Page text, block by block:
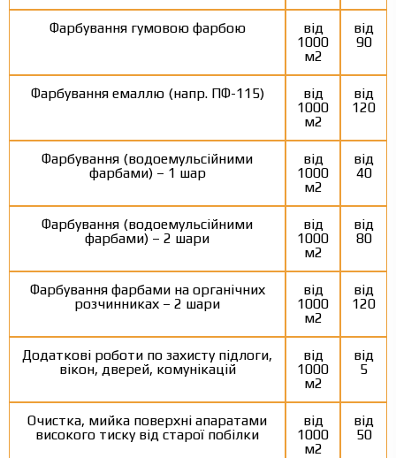
Фарбування гумовою фарбою
від
1000
м2
від
90
Фарбування емаллю (напр. ПФ-115)
від
1000
м2
від
120
Фарбування (водоемульсійними
фарбами) – 1 шар
від
1000
м2
від
40
Фарбування (водоемульсійними
фарбами) – 2 шари
від
1000
м2
від
80
Фарбування фарбами на органічних
розчинниках – 2 шари
від
1000
м2
від
120
Додаткові роботи по захисту підлоги,
вікон, дверей, комунікацій
від
1000
м2
від
5
Очистка, мийка поверхні апаратами
високого тиску від старої побілки
від
1000
м2
від
50